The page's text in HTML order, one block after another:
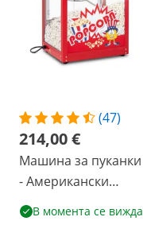
(47)
214,00 €
Машина за пуканки
- Американски
дизайн
В момента се вижда